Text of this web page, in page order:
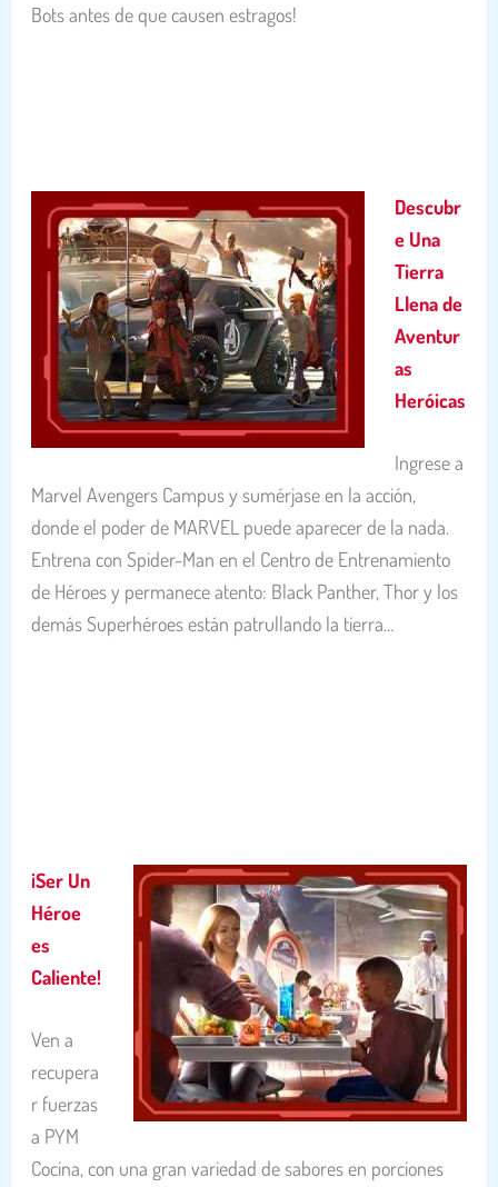
Bots antes de que causen estragos!
Descubr
e Una
Tierra
Llena de
Aventur
as
Heróicas
Ingrese a
Marvel Avengers Campus y sumérjase en la acción,
donde el poder de MARVEL puede aparecer de la nada.
Entrena con Spider-Man en el Centro de Entrenamiento
de Héroes y permanece atento: Black Panther, Thor y los
demás Superhéroes están patrullando la tierra…
¡Ser Un
Héroe
es
Caliente!
Ven a
recupera
r fuerzas
a PYM
Cocina, con una gran variedad de sabores en porciones